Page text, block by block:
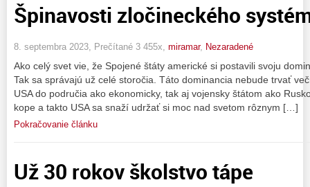
Špinavosti zločineckého
8. septembra 2023, Prečítané 3 455x, miramar, Nezaradené
Ako celý svet vie, že Spojené štáty americké si postavili svoju
Tak sa správajú už celé storočia. Táto dominancia nebude trvať
USA do područia ako ekonomicky, tak aj vojensky štátom ako
kope a takto USA sa snaží udržať si moc nad svetom rôznym […]
Pokračovanie článku
Už 30 rokov školstvo tápe